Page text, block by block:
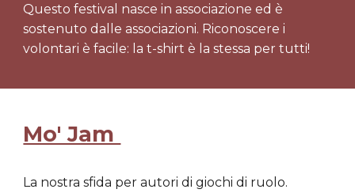
Questo festival nasce in associazione ed è
sostenuto dalle associazioni. Riconoscere i
volontari è facile: la t-shirt è la stessa per tutti!
Mo' Jam
La nostra sfida per autori di giochi di ruolo.